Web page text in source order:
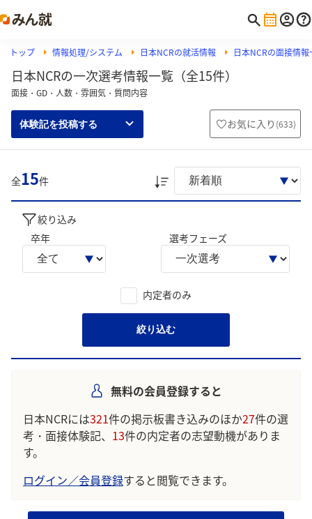
トップ 情報処理/システム 日本NCRの就活情報 日本NCRの面接情報
日本NCRの一次選考情報一覧（全15件）
面接・GD・人数・雰囲気・質問内容
体験記を投稿する お気に入り (633)
全15件
絞り込み
卒年
選考フェーズ
内定者のみ
絞り込む
無料の会員登録すると
日本NCRには321件の掲示板書き込みのほか27件の選
考・面接体験記、 13件の内定者の志望動機がありま
す。
ログイン／会員登録すると閲覧できます。